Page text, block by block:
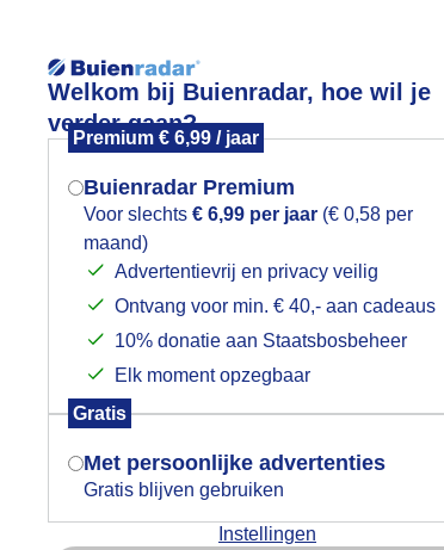
Welkom bij Buienradar, hoe wil je
verder gaan?
Premium € 6,99 / jaar
Buienradar Premium
Voor slechts € 6,99 per jaar (€ 0,58 per
maand)
Advertentievrij en privacy veilig
Ontvang voor min. € 40,- aan cadeaus
10% donatie aan Staatsbosbeheer
Elk moment opzegbaar
Gratis
Met persoonlijke advertenties
Gratis blijven gebruiken
Instellingen
Foto en video Weerzine
Mogen we je locatie gebruiken voor
het weer?
Indien je hier nog geen akkoord op hebt
gegeven, verschijnt er zo een pop-up uit
je browser waarin deze toestemming
gevraagd wordt.
Is goed, toon de popup